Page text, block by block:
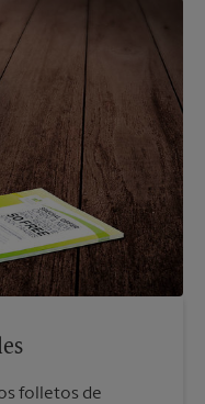
folletos de